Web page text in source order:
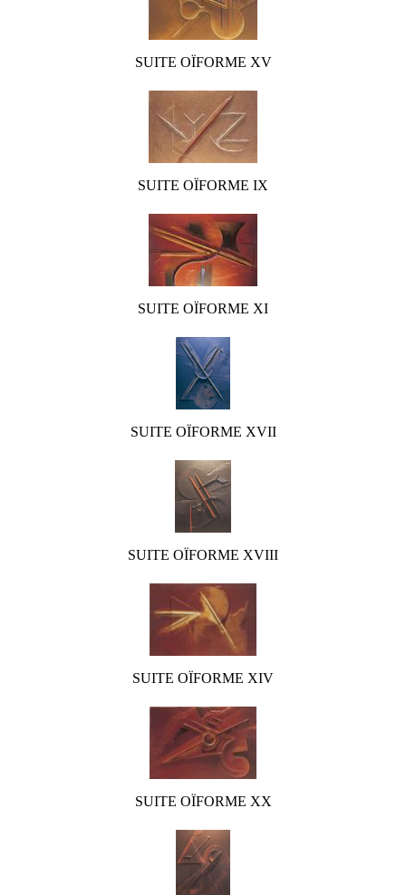
SUITE OÏFORME XV
SUITE OÏFORME IX
SUITE OÏFORME XI
SUITE OÏFORME XVII
SUITE OÏFORME XVIII
SUITE OÏFORME XIV
SUITE OÏFORME XX